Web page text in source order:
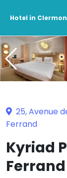
Hotel in
25, Avenue
Ferrand
Kyriad
Ferrand